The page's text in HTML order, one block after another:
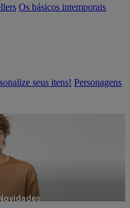
Os básicos intemporais
seus itens! Personagens
Novidades